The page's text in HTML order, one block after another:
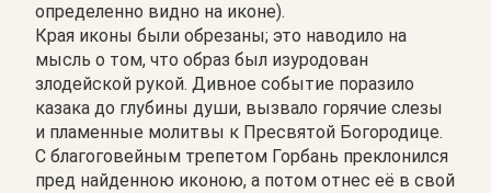
определенно видно на иконе).
Края иконы были обрезаны; это наводило на
мысль о том, что образ был изуродован
злодейской рукой. Дивное событие поразило
казака до глубины души, вызвало горячие слезы
и пламенные молитвы к Пресвятой Богородице.
С благоговейным трепетом Горбань преклонился
пред найденною иконою, а потом отнес её в свой